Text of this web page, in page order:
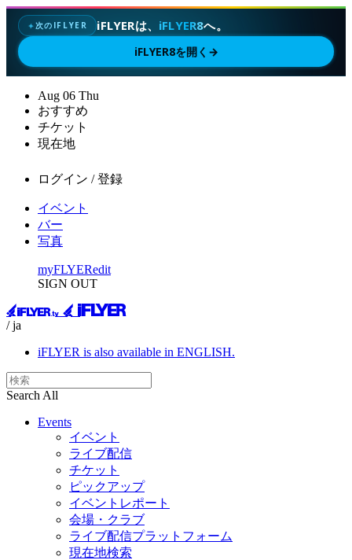
✦次のIFLYER iFLYERは、 iFLYER8へ。
iFLYER8を開く →
Aug 06 Thu
おすすめ
チケット
現在地
ログイン / 登録
イベント
バー
写真
myFLYERedit
SIGN OUT
/ ja
iFLYER is also available in ENGLISH.
Search All
Events
イベント
ライブ配信
チケット
ピックアップ
イベントレポート
会場・クラブ
ライブ配信プラットフォーム
現在地検索